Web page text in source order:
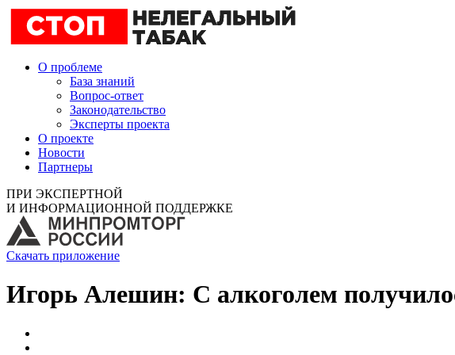
О проблеме
База знаний
Вопрос-ответ
Законодательство
Эксперты проекта
О проекте
Новости
Партнеры
ПРИ ЭКСПЕРТНОЙ
И ИНФОРМАЦИОННОЙ ПОДДЕРЖКЕ
Скачать приложение
Игорь Алешин: С алкоголем